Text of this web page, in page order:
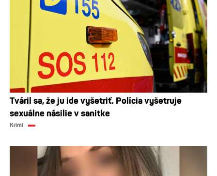
Tváril sa, že ju ide vyšetriť. Polícia vyšetruje
sexuálne násilie v sanitke
Krimi